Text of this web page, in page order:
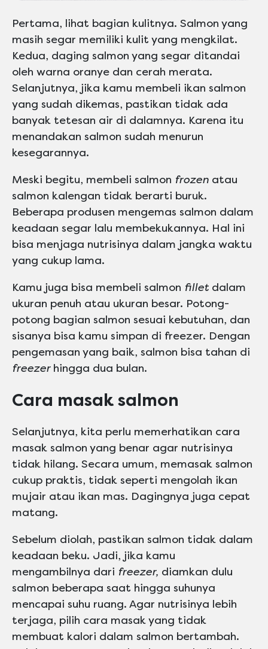
Pertama, lihat bagian kulitnya. Salmon yang
masih segar memiliki kulit yang mengkilat.
Kedua, daging salmon yang segar ditandai
oleh warna oranye dan cerah merata.
Selanjutnya, jika kamu membeli ikan salmon
yang sudah dikemas, pastikan tidak ada
banyak tetesan air di dalamnya. Karena itu
menandakan salmon sudah menurun
kesegarannya.
Meski begitu, membeli salmon frozen atau
salmon kalengan tidak berarti buruk.
Beberapa produsen mengemas salmon dalam
keadaan segar lalu membekukannya. Hal ini
bisa menjaga nutrisinya dalam jangka waktu
yang cukup lama.
Kamu juga bisa membeli salmon fillet dalam
ukuran penuh atau ukuran besar. Potong-
potong bagian salmon sesuai kebutuhan, dan
sisanya bisa kamu simpan di freezer. Dengan
pengemasan yang baik, salmon bisa tahan di
freezerhingga dua bulan.
Cara masak salmon
Selanjutnya, kita perlu memerhatikan cara
masak salmon yang benar agar nutrisinya
tidak hilang. Secara umum, memasak salmon
cukup praktis, tidak seperti mengolah ikan
mujair atau ikan mas. Dagingnya juga cepat
matang.
Sebelum diolah, pastikan salmon tidak dalam
keadaan beku. Jadi, jika kamu
mengambilnya dari freezer, diamkan dulu
salmon beberapa saat hingga suhunya
mencapai suhu ruang. Agar nutrisinya lebih
terjaga, pilih cara masak yang tidak
membuat kalori dalam salmon bertambah.